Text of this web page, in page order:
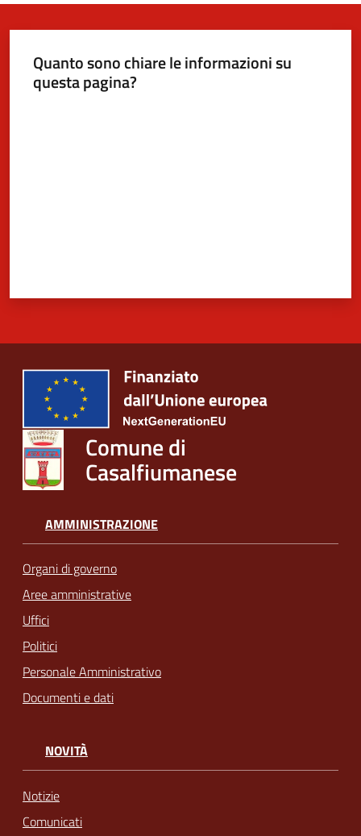
Quanto sono chiare le informazioni su
questa pagina?
Comune di
Casalfiumanese
AMMINISTRAZIONE
Organi di governo
Aree amministrative
Uffici
Politici
Personale Amministrativo
Documenti e dati
NOVITÀ
Notizie
Comunicati